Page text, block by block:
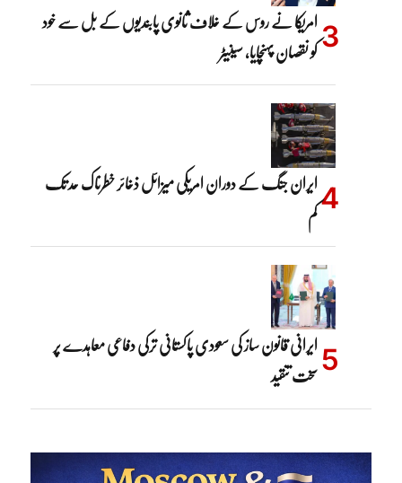
امریکا نے روس کے خلاف ثانوی پابندیوں کے بل سے خود
کو نقصان پہنچایا، سینیٹر
ایران جنگ کے دوران امریکی میزائل ذخائر خطرناک حد تک
کم
ایرانی قانون ساز کی سعودی پاکستانی ترکی دفاعی معاہدے پر
سخت تنقید